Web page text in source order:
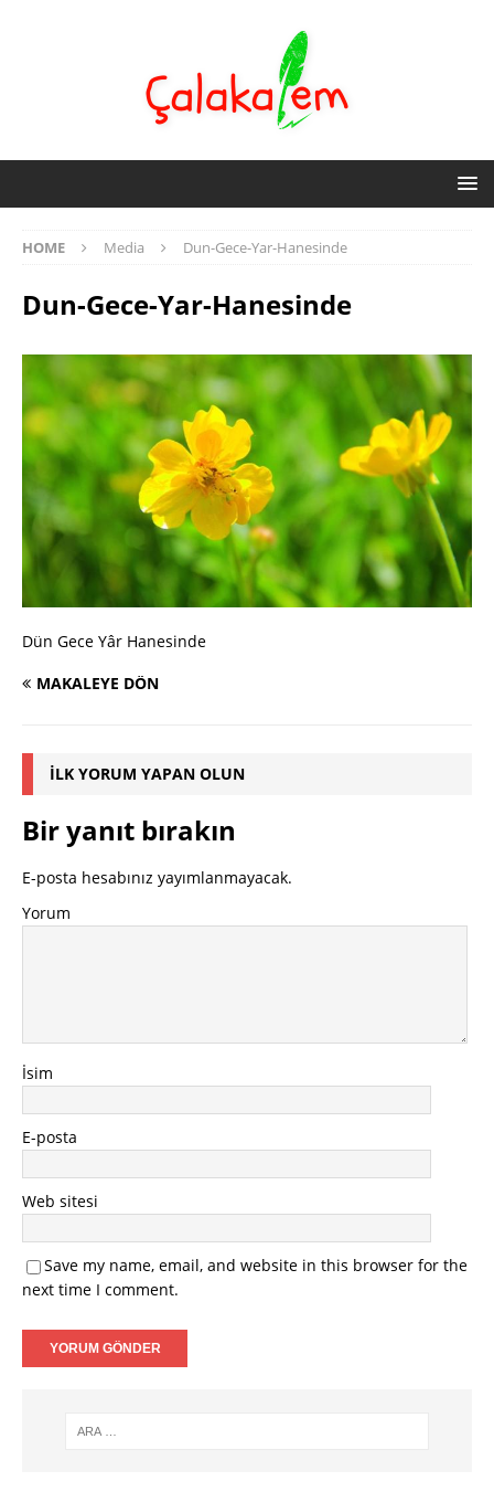
HOME Media Dun-Gece-Yar-Hanesinde
Dun-Gece-Yar-Hanesinde
Dün Gece Yâr Hanesinde
MAKALEYE DÖN
İLK YORUM YAPAN OLUN
Bir yanıt bırakın
E-posta hesabınız yayımlanmayacak.
Yorum
İsim
E-posta
Web sitesi
Save my name, email, and website in this browser for the
next time I comment.